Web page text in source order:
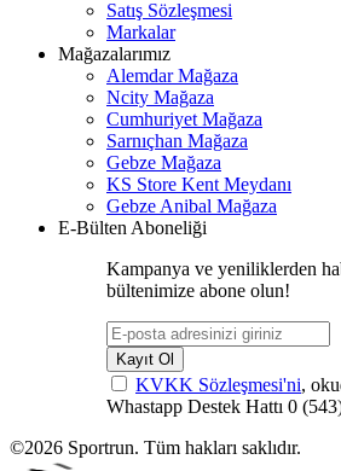
Satış Sözleşmesi
Markalar
Mağazalarımız
Alemdar Mağaza
Ncity Mağaza
Cumhuriyet Mağaza
Sarnıçhan Mağaza
Gebze Mağaza
KS Store Kent Meydanı
Gebze Anibal Mağaza
E-Bülten Aboneliği
Kampanya ve yeniliklerden
bültenimize abone olun!
Kayıt Ol
KVKK Sözleşmesi'ni,
Whastapp Destek Hattı 0
©2026 Sportrun. Tüm hakları saklıdır.